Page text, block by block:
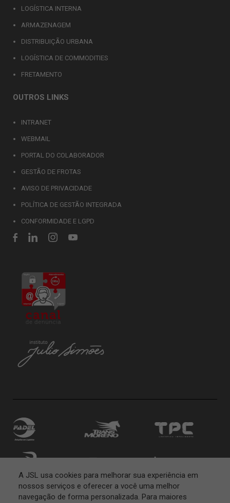
A JSL usa cookies para melhorar sua experiência em
nossos serviços e oferecer a você uma melhor
navegação de forma personalizada. Para maiores
LOGÍSTICA INTERNA
ARMAZENAGEM
DISTRIBUIÇÃO URBANA
LOGÍSTICA DE COMMODITIES
FRETAMENTO
OUTROS LINKS
INTRANET
WEBMAIL
PORTAL DO COLABORADOR
GESTÃO DE FROTAS
AVISO DE PRIVACIDADE
POLÍTICA DE GESTÃO INTEGRADA
CONFORMIDADE E LGPD